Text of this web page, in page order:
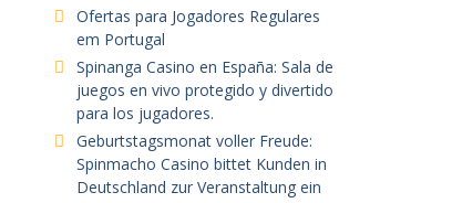
Ofertas para Jogadores Regulares
em Portugal
Spinanga Casino en España: Sala de
juegos en vivo protegido y divertido
para los jugadores.
Geburtstagsmonat voller Freude:
Spinmacho Casino bittet Kunden in
Deutschland zur Veranstaltung ein